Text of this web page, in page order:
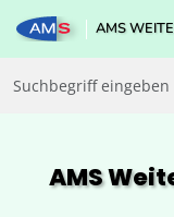
AMS
AMS